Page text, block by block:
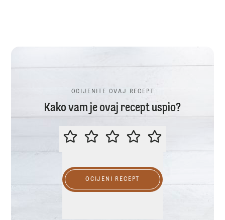
OCIJENITE OVAJ RECEPT
Kako vam je ovaj recept uspio?
OCIJENITE OVAJ RECEPT
OCIJENI RECEPT